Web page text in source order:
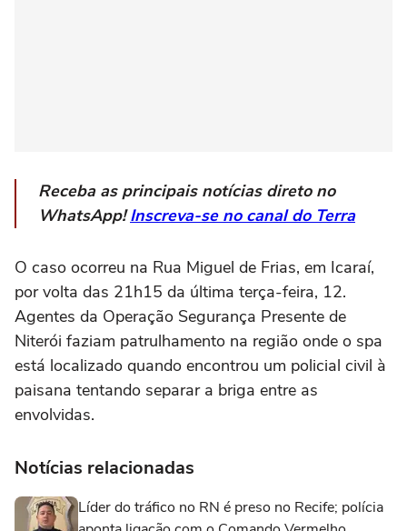
Receba as principais notícias direto no
WhatsApp!Inscreva-se no canal do Terra
O caso ocorreu na Rua Miguel de Frias, em Icaraí,
por volta das 21h15 da última terça-feira, 12.
Agentes da Operação Segurança Presente de
Niterói faziam patrulhamento na região onde o spa
está localizado quando encontrou um policial civil à
paisana tentando separar a briga entre as
envolvidas.
Notícias relacionadas
Líder do tráfico no RN é preso no Recife; polícia